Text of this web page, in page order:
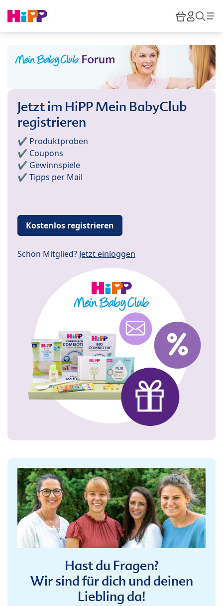
HiPP
Jetzt im HiPP Mein BabyClub
registrieren
✔️ Produktproben
✔️ Coupons
✔️ Gewinnspiele
✔️ Tipps per Mail
Kostenlos registrieren
Schon Mitglied? Jetzt einloggen
Hast du Fragen?
Wir sind für dich und deinen
Liebling da!